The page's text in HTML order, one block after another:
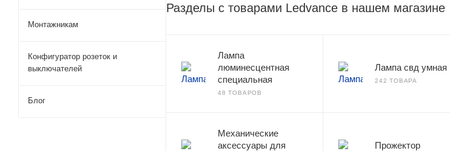
Разделы с товарами Ledvance в нашем магазине
Лампа
люминесцентная
специальная
48 ТОВАРОВ
Лампа свд умная
242 ТОВАРА
Механические
аксессуары для
Прожектор
Монтажникам
Конфигуратор розеток и
выключателей
Блог